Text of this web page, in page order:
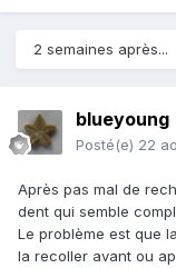
2 semaines après...
blueyoung
Posté(e) 22
Après pas mal de
dent qui semble
Le problème est que
la recoller avant ou